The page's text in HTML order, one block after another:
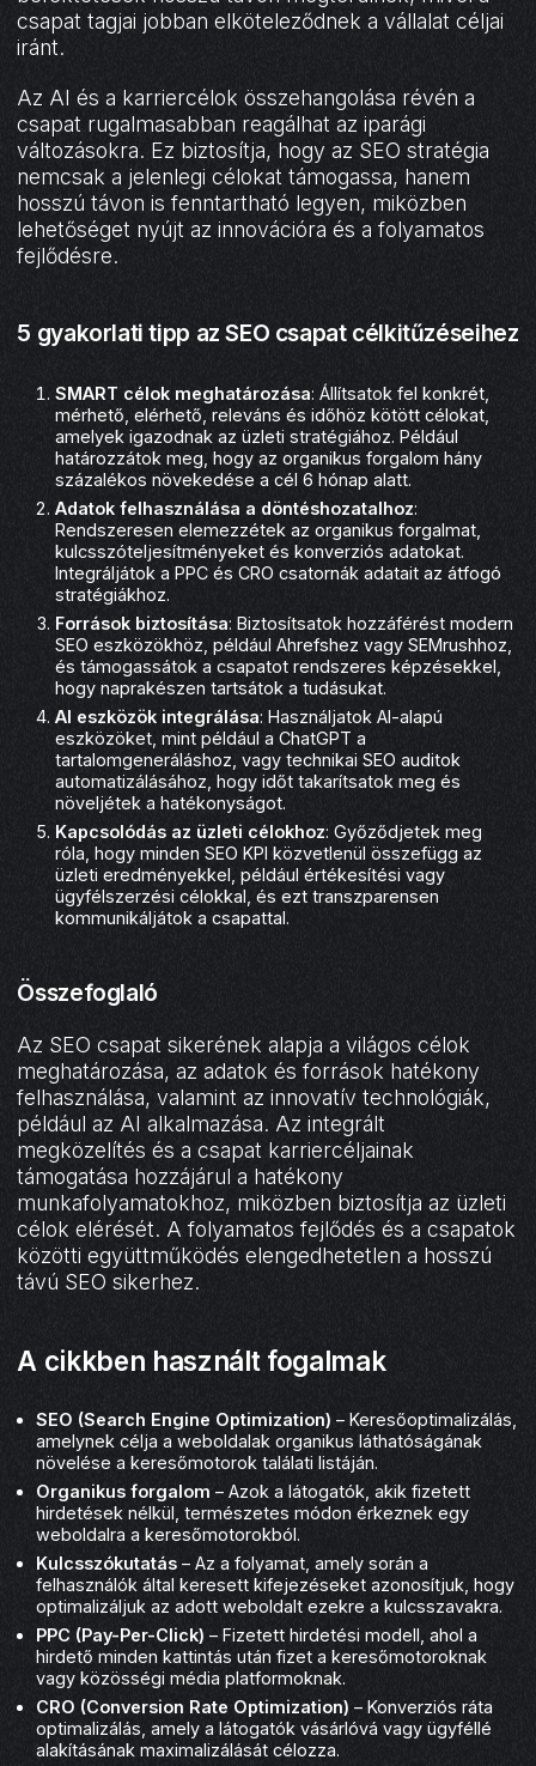
csapat tagjai jobban elköteleződnek a vállalat céljai
iránt.
Az AI és a karriercélok összehangolása révén a
csapat rugalmasabban reagálhat az iparági
változásokra. Ez biztosítja, hogy az SEO stratégia
nemcsak a jelenlegi célokat támogassa, hanem
hosszú távon is fenntartható legyen, miközben
lehetőséget nyújt az innovációra és a folyamatos
fejlődésre.
5 gyakorlati tipp az SEO csapat célkitűzéseihez
SMART célok meghatározása: Állítsatok fel konkrét,
mérhető, elérhető, releváns és időhöz kötött célokat,
amelyek igazodnak az üzleti stratégiához. Például
határozzátok meg, hogy az organikus forgalom hány
százalékos növekedése a cél 6 hónap alatt.
Adatok felhasználása a döntéshozatalhoz:
Rendszeresen elemezzétek az organikus forgalmat,
kulcsszóteljesítményeket és konverziós adatokat.
Integráljátok a PPC és CRO csatornák adatait az átfogó
stratégiákhoz.
Források biztosítása: Biztosítsatok hozzáférést modern
SEO eszközökhöz, például Ahrefshez vagy SEMrushhoz,
és támogassátok a csapatot rendszeres képzésekkel,
hogy naprakészen tartsátok a tudásukat.
AI eszközök integrálása: Használjatok AI-alapú
eszközöket, mint például a ChatGPT a
tartalomgeneráláshoz, vagy technikai SEO auditok
automatizálásához, hogy időt takarítsatok meg és
növeljétek a hatékonyságot.
Kapcsolódás az üzleti célokhoz: Győződjetek meg
róla, hogy minden SEO KPI közvetlenül összefügg az
üzleti eredményekkel, például értékesítési vagy
ügyfélszerzési célokkal, és ezt transzparensen
kommunikáljátok a csapattal.
Összefoglaló
Az SEO csapat sikerének alapja a világos célok
meghatározása, az adatok és források hatékony
felhasználása, valamint az innovatív technológiák,
például az AI alkalmazása. Az integrált
megközelítés és a csapat karriercéljainak
támogatása hozzájárul a hatékony
munkafolyamatokhoz, miközben biztosítja az üzleti
célok elérését. A folyamatos fejlődés és a csapatok
közötti együttműködés elengedhetetlen a hosszú
távú SEO sikerhez.
A cikkben használt fogalmak
SEO (Search Engine Optimization) – Keresőoptimalizálás,
amelynek célja a weboldalak organikus láthatóságának
növelése a keresőmotorok találati listáján.
Organikus forgalom – Azok a látogatók, akik fizetett
hirdetések nélkül, természetes módon érkeznek egy
weboldalra a keresőmotorokból.
Kulcsszókutatás – Az a folyamat, amely során a
felhasználók által keresett kifejezéseket azonosítjuk, hogy
optimalizáljuk az adott weboldalt ezekre a kulcsszavakra.
PPC (Pay-Per-Click) – Fizetett hirdetési modell, ahol a
hirdető minden kattintás után fizet a keresőmotoroknak
vagy közösségi média platformoknak.
CRO (Conversion Rate Optimization) – Konverziós ráta
optimalizálás, amely a látogatók vásárlóvá vagy ügyféllé
alakításának maximalizálását célozza.